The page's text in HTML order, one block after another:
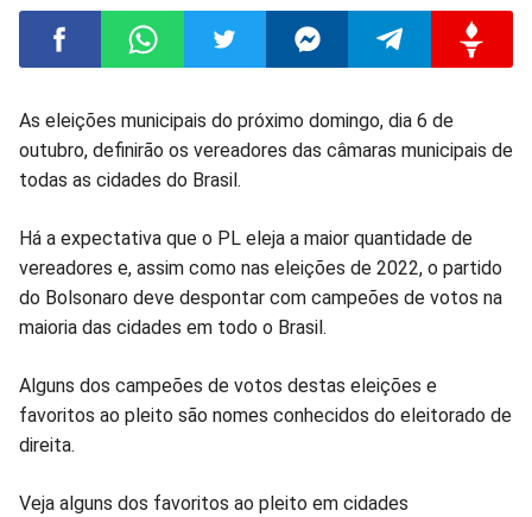
Compartilhar
no
Facebook
Compartilhar
no
Whatsapp
Compartilhar
no
Twitter
Compartilhar
Messenger
Compartilhar
TelegramGettr
As eleições municipais do próximo domingo, dia 6 de
outubro, definirão os vereadores das câmaras municipais de
todas as cidades do Brasil.
Há a expectativa que o PL eleja a maior quantidade de
vereadores e, assim como nas eleições de 2022, o partido
do Bolsonaro deve despontar com campeões de votos na
maioria das cidades em todo o Brasil.
Alguns dos campeões de votos destas eleições e
favoritos ao pleito são nomes conhecidos do eleitorado de
direita.
Veja alguns dos favoritos ao pleito em cidades